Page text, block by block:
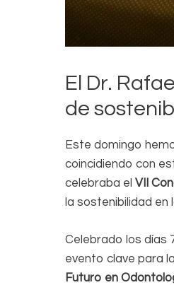
El Dr.
de
Este domingo
coincidiendo con
celebraba el VII
la sostenibilidad en
Celebrado los días
evento clave para
Futuro en